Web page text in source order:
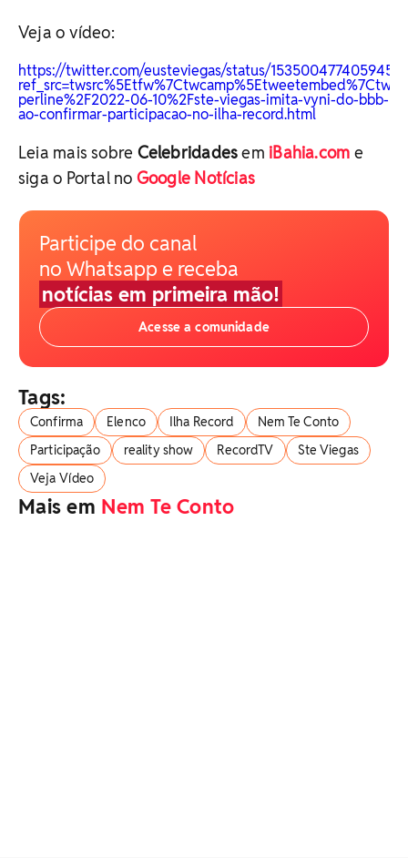
Veja o vídeo:
https://twitter.com/eusteviegas/status/
perline%2F2022-06-10%2Fste-viegas-imita-vyni-do-bbb-
ao-confirmar-participacao-no-ilha-record.html
Leia mais sobre Celebridadesem iBahia.com e
siga o Portal no Google Notícias
Participe do canal
no Whatsapp e receba
notícias em primeira mão!
Acesse a comunidade
Tags:
Confirma Elenco Ilha Record
Nem Te Conto
Participação
reality show RecordTV
Ste Viegas
Veja Vídeo
Mais em Nem Te Conto